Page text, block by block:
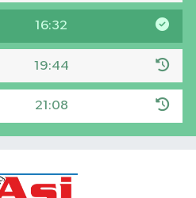
16:32
19:44
21:08